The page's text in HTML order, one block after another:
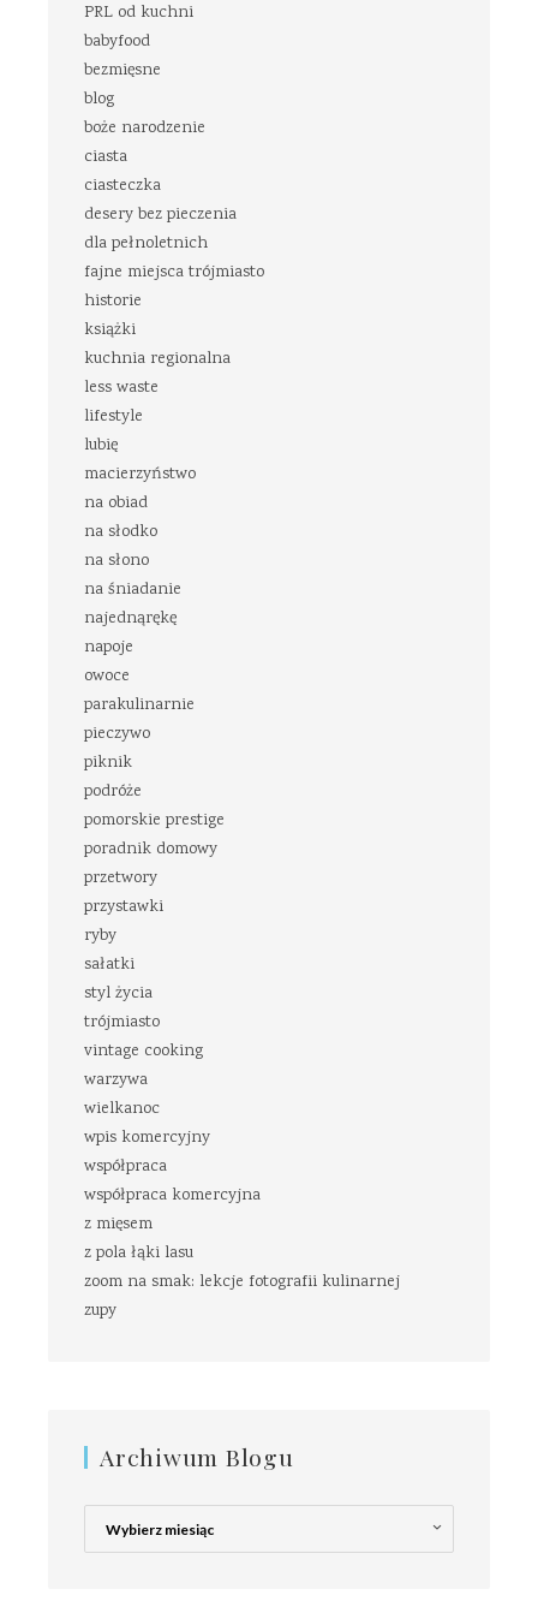
PRL od kuchni
babyfood
bezmięsne
blog
boże narodzenie
ciasta
ciasteczka
desery bez pieczenia
dla pełnoletnich
fajne miejsca trójmiasto
historie
książki
kuchnia regionalna
less waste
lifestyle
lubię
macierzyństwo
na obiad
na słodko
na słono
na śniadanie
najednąrękę
napoje
owoce
parakulinarnie
pieczywo
piknik
podróże
pomorskie prestige
poradnik domowy
przetwory
przystawki
ryby
sałatki
styl życia
trójmiasto
vintage cooking
warzywa
wielkanoc
wpis komercyjny
współpraca
współpraca komercyjna
z mięsem
z pola łąki lasu
zoom na smak: lekcje fotografii kulinarnej
zupy
Archiwum Blogu
Archiwum
Blogu